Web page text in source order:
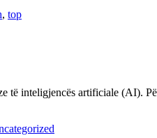
, top
të inteligjencës artificiale (AI).